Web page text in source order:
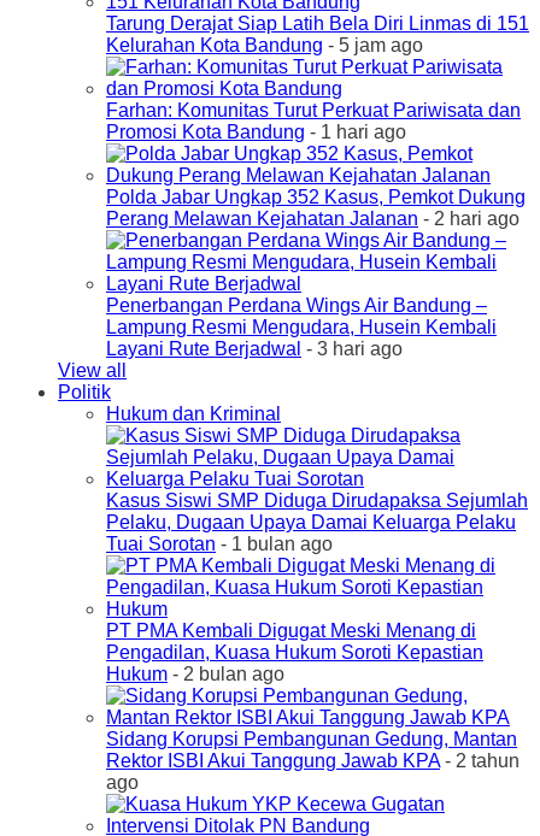
Tarung Derajat Siap Latih Bela Diri Linmas di 151
Kelurahan Kota Bandung - 5 jam ago
Farhan: Komunitas Turut Perkuat Pariwisata dan
Promosi Kota Bandung - 1 hari ago
Polda Jabar Ungkap 352 Kasus, Pemkot Dukung
Perang Melawan Kejahatan Jalanan - 2 hari ago
Penerbangan Perdana Wings Air Bandung –
Lampung Resmi Mengudara, Husein Kembali
Layani Rute Berjadwal - 3 hari ago
View all
Politik
Hukum dan Kriminal
Kasus Siswi SMP Diduga Dirudapaksa Sejumlah
Pelaku, Dugaan Upaya Damai Keluarga Pelaku
Tuai Sorotan - 1 bulan ago
PT PMA Kembali Digugat Meski Menang di
Pengadilan, Kuasa Hukum Soroti Kepastian
Hukum - 2 bulan ago
Sidang Korupsi Pembangunan Gedung, Mantan
Rektor ISBI Akui Tanggung Jawab KPA- 2 tahun
ago